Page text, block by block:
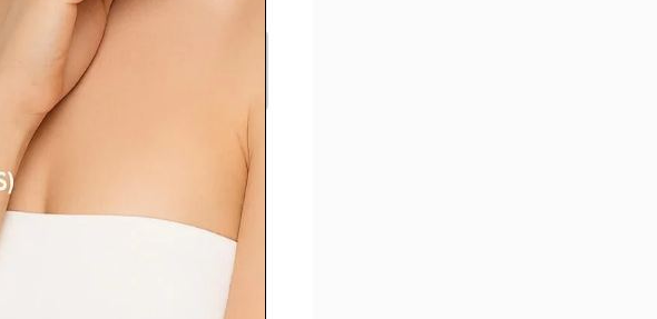
Lipofilling
du visage :
que peut
corriger
interventi